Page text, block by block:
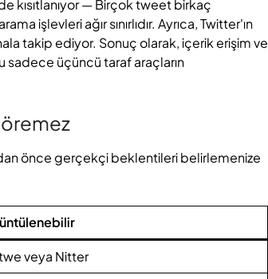
kısıtlanıyor — Birçok tweet birkaç
işlevleri ağır sınırlıdır. Ayrıca, Twitter'ın
takip ediyor. Sonuç olarak, içerik erişim ve
sadece üçüncü taraf araçların
önce gerçekçi beklentileri belirlemenize
veya Nitter